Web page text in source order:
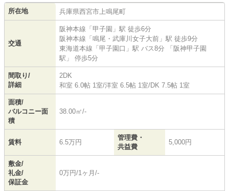
所在地 兵庫県西宮市 上鳴尾町
交通
阪神本線 「 甲子園 」駅 徒歩6分
阪神本線 「 鳴尾・武庫川女子大前 」駅 徒歩9分
東海道本線 「 甲子園口 」駅 バス8分 「阪神甲子園
駅」 停歩5分
間取り/
詳細
2DK
和室 6.0帖 1室/洋室 6.5帖 1室/DK 7.5帖 1室
面積/
バルコニー面
積
38.00㎡/-
賃料 6.5万円
管理費・
共益費
5,000円
敷金/
礼金/
保証金
0万円/1ヶ月/-